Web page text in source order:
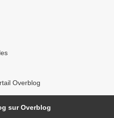
Overblog
sur Overblog